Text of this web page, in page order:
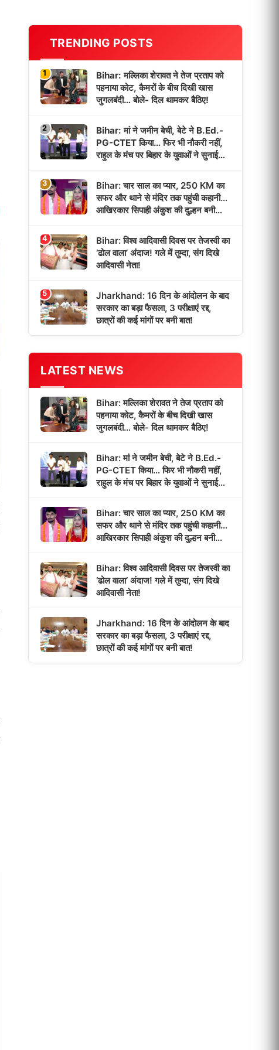
TRENDING POSTS
1
Bihar: मल्लिका शेरावत ने तेज प्रताप को
पहनाया कोट, कैमरों के बीच दिखी खास
जुगलबंदी… बोले- दिल थामकर बैठिए!
2
Bihar: मां ने जमीन बेची, बेटे ने B.Ed.-
PG-CTET किया… फिर भी नौकरी नहीं,
राहुल के मंच पर बिहार के युवाओं ने सुनाई
3
Bihar: चार साल का प्यार, 250 KM का
सफर और थाने से मंदिर तक पहुंची कहानी…
आखिरकार सिपाही अंकुश की दुल्हन बनी
4
Bihar: विश्व आदिवासी दिवस पर तेजस्वी का
‘ढोल वाला’ अंदाज! गले में तुम्दा, संग दिखे
आदिवासी नेता!
5
Jharkhand: 16 दिन के आंदोलन के बाद
सरकार का बड़ा फैसला, 3 परीक्षाएं रद्द,
छात्रों की कई मांगों पर बनी बात!
LATEST NEWS
Bihar: मल्लिका शेरावत ने तेज प्रताप को
पहनाया कोट, कैमरों के बीच दिखी खास
जुगलबंदी… बोले- दिल थामकर बैठिए!
Bihar: मां ने जमीन बेची, बेटे ने B.Ed.-
PG-CTET किया… फिर भी नौकरी नहीं,
राहुल के मंच पर बिहार के युवाओं ने सुनाई
Bihar: चार साल का प्यार, 250 KM का
सफर और थाने से मंदिर तक पहुंची कहानी…
आखिरकार सिपाही अंकुश की दुल्हन बनी
Bihar: विश्व आदिवासी दिवस पर तेजस्वी का
‘ढोल वाला’ अंदाज! गले में तुम्दा, संग दिखे
आदिवासी नेता!
Jharkhand: 16 दिन के आंदोलन के बाद
सरकार का बड़ा फैसला, 3 परीक्षाएं रद्द,
छात्रों की कई मांगों पर बनी बात!